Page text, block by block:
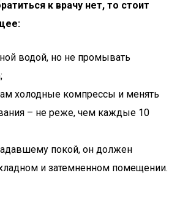
к врачу нет, то стоит
водой, но не промывать
холодные компрессы и менять
– не реже, чем каждые 10
покой, он должен
и затемненном помещении.